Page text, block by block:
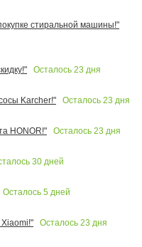
стиральной машины!"
Осталось 23 дня
Karcher!"
Осталось 23 дня
HONOR!"
Осталось 23 дня
30 дней
Осталось 5 дней
Осталось 23 дня